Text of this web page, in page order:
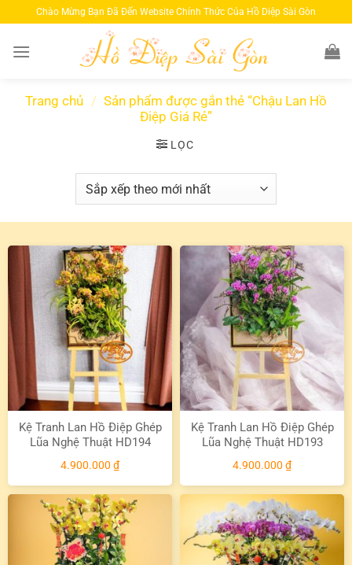
qua
nội
Chào Mừng Bạn Đã Đến Website Chính Thức Của Hồ Diệp Sài Gòn
Trang chủ / Sản phẩm được gắn thẻ “Chậu Lan Hồ
Điệp Giá Rẻ”
LỌC
Kệ Tranh Lan Hồ Điệp Ghép
Lũa Nghệ Thuật HD194
4.900.000 ₫
Kệ Tranh Lan Hồ Điệp Ghép
Lũa Nghệ Thuật HD193
4.900.000 ₫